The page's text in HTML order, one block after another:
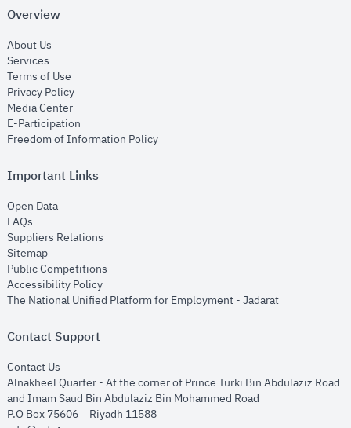
Overview
About Us
Services
Terms of Use
Privacy Policyopens in new window
Media Centeropens in new window
E-Participation
Freedom of Information Policyopens in new window
Important Links
Open Dataopens in new window
FAQs
Suppliers Relations
Sitemapopens in new window
Public Competitions
Accessibility Policyopens in new window
The National Unified Platform for Employment - Jadaratopens in new
Contact Support
Contact Us
Alnakheel Quarter - At the corner of Prince Turki Bin Abdulaziz Road
and Imam Saud Bin Abdulaziz Bin Mohammed Road​
P.O Box 75606 – Riyadh 11588